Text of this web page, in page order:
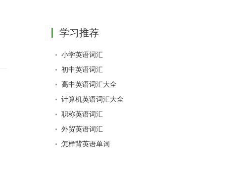
学习推荐
小学英语词汇
初中英语词汇
高中英语词汇大全
计算机英语词汇大全
职称英语词汇
外贸英语词汇
怎样背英语单词